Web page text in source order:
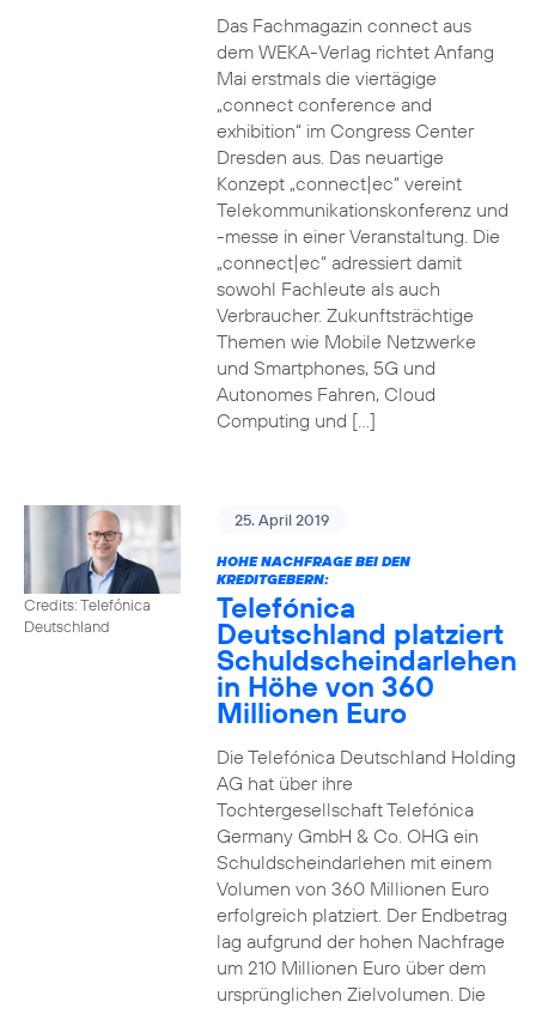
Das Fachmagazin connect aus
dem WEKA-Verlag richtet Anfang
Mai erstmals die viertägige
„connect conference and
exhibition“ im Congress Center
Dresden aus. Das neuartige
Konzept „connect|ec“ vereint
Telekommunikationskonferenz und
-messe in einer Veranstaltung. Die
„connect|ec“ adressiert damit
sowohl Fachleute als auch
Verbraucher. Zukunftsträchtige
Themen wie Mobile Netzwerke
und Smartphones, 5G und
Autonomes Fahren, Cloud
Computing und […]
Credits: Telefónica
Deutschland
25. April 2019
HOHE NACHFRAGE BEI DEN
KREDITGEBERN:
Telefónica
Deutschland platziert
Schuldscheindarlehen
in Höhe von 360
Millionen Euro
Die Telefónica Deutschland Holding
AG hat über ihre
Tochtergesellschaft Telefónica
Germany GmbH & Co. OHG ein
Schuldscheindarlehen mit einem
Volumen von 360 Millionen Euro
erfolgreich platziert. Der Endbetrag
lag aufgrund der hohen Nachfrage
um 210 Millionen Euro über dem
ursprünglichen Zielvolumen. Die